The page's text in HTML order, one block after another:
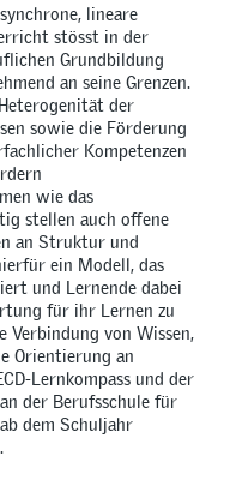
lineare
stösst in der
Grundbildung
an seine Grenzen.
der
sowie die Förderung
Kompetenzen
wie das
stellen auch offene
an Struktur und
ein Modell, das
und Lernende dabei
für ihr Lernen zu
Verbindung von Wissen,
Orientierung an
Lernkompass und der
der Berufsschule für
dem Schuljahr